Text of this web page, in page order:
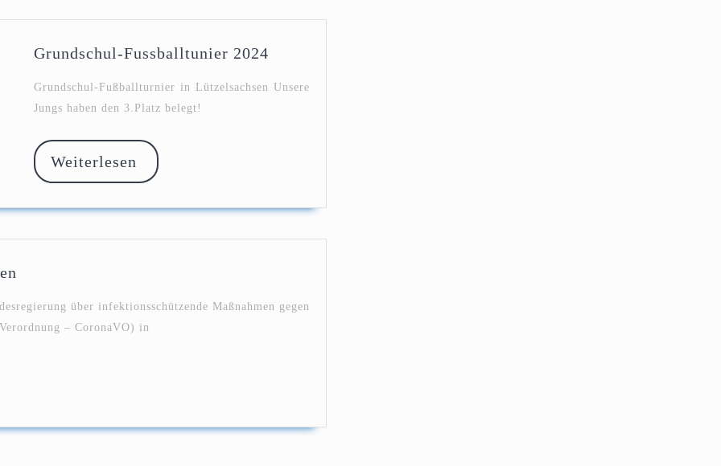
Grundschul-Fussballtunier 2024
2024
Grundschul-Fußballturnier in Lützelsachsen Unsere
Jungs haben den 3.Platz belegt!
Weiterlesen Weiterlesen
in
Fremdsprachen
über infektionsschützende Maßnahmen gegen
– CoronaVO) in